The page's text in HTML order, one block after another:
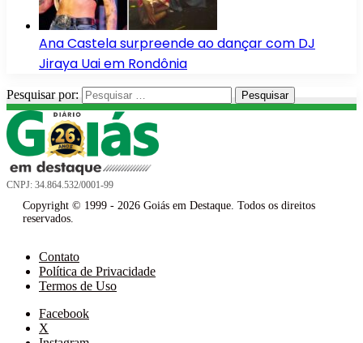
Ana Castela surpreende ao dançar com DJ
Jiraya Uai em Rondônia
Pesquisar por:
CNPJ: 34.864.532/0001-99
Copyright © 1999 - 2026 Goiás em Destaque. Todos os direitos
reservados.
Contato
Política de Privacidade
Termos de Uso
Facebook
X